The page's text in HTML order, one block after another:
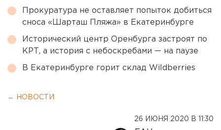
Прокуратура не оставляет попыток добиться
сноса «Шарташ Пляжа» в Екатеринбурге
Исторический центр Оренбурга застроят по
КРТ, а история с небоскребами — на паузе
В Екатеринбурге горит склад Wildberries
← НОВОСТИ
26 ИЮНЯ 2020 В 11:30